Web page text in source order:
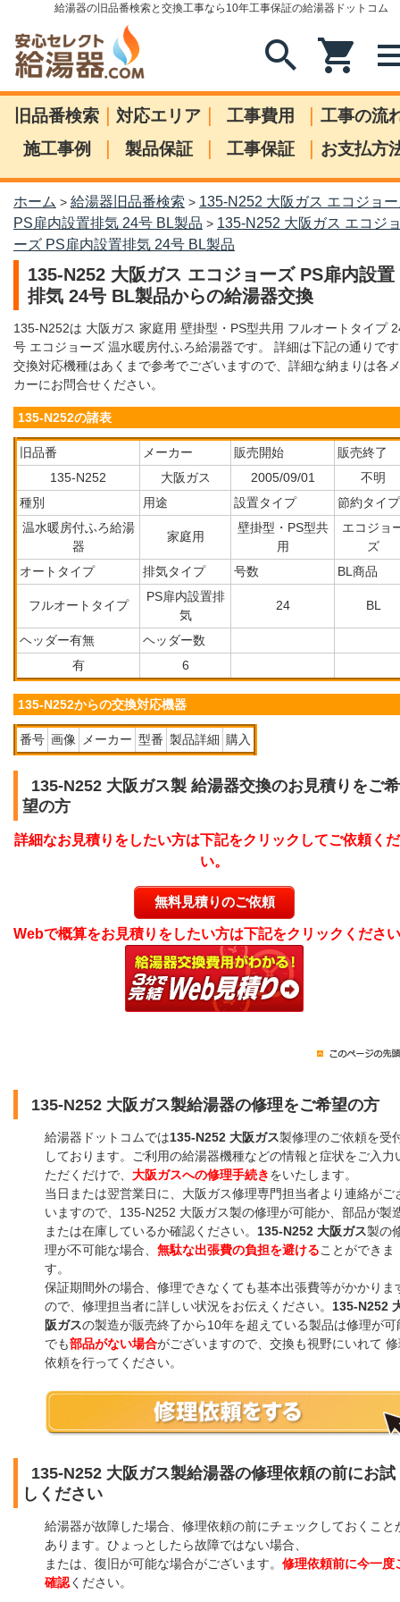
給湯器の旧品番検索と交換工事なら10年工事保証の給湯器ドットコム
search shopping_cart
旧品番検索 | 対応エリア | 工事費用 | 工事の流
施工事例
| 製品保証 | 工事保証 | お支払方
ホーム > 給湯器旧品番検索 > 135-N252 大阪ガス エコジョ
PS扉内設置排気 24号 BL製品 > 135-N252 大阪ガス エコジ
ーズ PS扉内設置排気 24号 BL製品
135-N252 大阪ガス エコジョーズ PS扉内設置
排気 24号 BL製品からの給湯器交換
135-N252は 大阪ガス 家庭用 壁掛型・PS型共用 フルオートタイプ
号 エコジョーズ 温水暖房付ふろ給湯器です。 詳細は下記の通りで
交換対応機種はあくまで参考でございますので、詳細な納まりは各
カーにお問合せください。
135-N252の諸表
旧品番 メーカー 販売開始
販売終了
135-N252
大阪ガス 2005/09/01
不明
種別
用途 設置タイプ
節約タイプ
温水暖房付ふろ給湯
器
家庭用
壁掛型・PS型共
用
エコジョ
ズ
オートタイプ
排気タイプ 号数 BL商品
フルオートタイプ
PS扉内設置排
気
24 BL
ヘッダー有無
ヘッダー数
有
6
135-N252からの交換対応機器
番号 画像 メーカー 型番 製品詳細 購入
135-N252 大阪ガス製 給湯器交換のお見積りをご希
望の方
詳細なお見積りをしたい方は下記をクリックしてご依頼く
い。
無料見積りのご依頼
Webで概算をお見積りをしたい方は下記をクリックくださ
135-N252 大阪ガス製給湯器の修理をご希望の方
給湯器ドットコムでは135-N252 大阪ガス製修理のご依頼を受
しております。ご利用の給湯器機種などの情報と症状をご入力
ただくだけで、 大阪ガスへの修理手続きをいたします。
当日または翌営業日に、大阪ガス修理専門担当者より連絡がご
いますので、135-N252 大阪ガス製の修理が可能か、部品が製
または在庫しているか確認ください。 135-N252 大阪ガス製の
理が不可能な場合、 無駄な出張費の負担を避けることができま
す。
保証期間外の場合、修理できなくても基本出張費等がかかりま
ので、修理担当者に詳しい状況をお伝えください。 135-N252
阪ガスの製造が販売終了から10年を超えている製品は修理が可
でも部品がない場合がございますので、交換も視野にいれて
依頼を行ってください。
135-N252 大阪ガス製給湯器の修理依頼の前にお試
しください
給湯器が故障した場合、修理依頼の前にチェックしておくこと
あります。ひょっとしたら故障ではない場合、
または、復旧が可能な場合がございます。 修理依頼前に今一度
確認ください。